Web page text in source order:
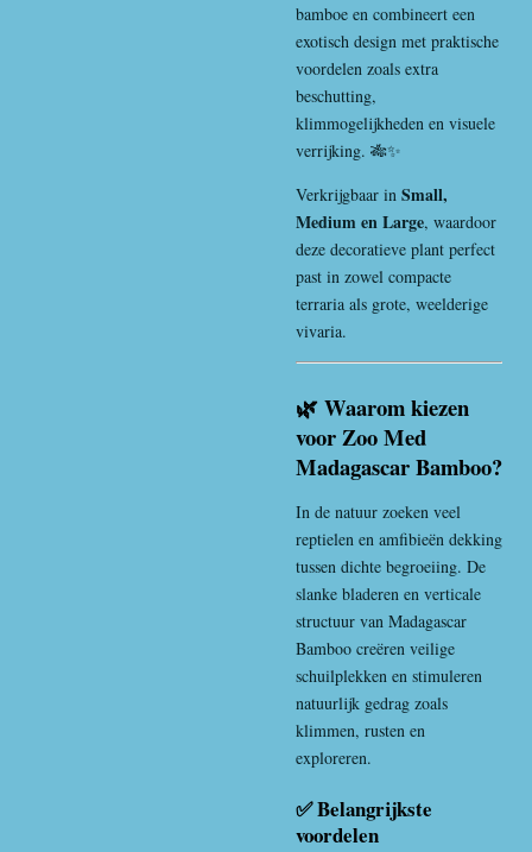
bamboe en combineert een
exotisch design met praktische
voordelen zoals extra
beschutting,
klimmogelijkheden en visuele
verrijking. 🎋✨
Verkrijgbaar in Small,
Medium en Large, waardoor
deze decoratieve plant perfect
past in zowel compacte
terraria als grote, weelderige
vivaria.
🌿 Waarom kiezen
voor Zoo Med
Madagascar Bamboo?
In de natuur zoeken veel
reptielen en amfibieën dekking
tussen dichte begroeiing. De
slanke bladeren en verticale
structuur van Madagascar
Bamboo creëren veilige
schuilplekken en stimuleren
natuurlijk gedrag zoals
klimmen, rusten en
exploreren.
✅ Belangrijkste
voordelen